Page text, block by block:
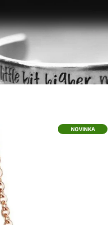
NOVINKA